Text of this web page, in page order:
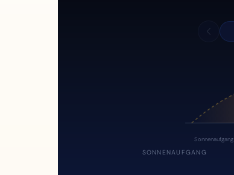
Sonnenaufgang
SONNENAUFGANG